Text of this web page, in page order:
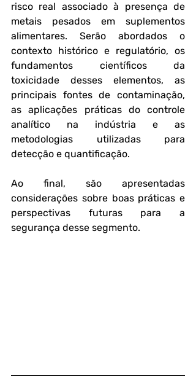
risco real associado à presença de
metais pesados em suplementos
alimentares. Serão abordados o
contexto histórico e regulatório, os
fundamentos científicos da
toxicidade desses elementos, as
principais fontes de contaminação,
as aplicações práticas do controle
analítico na indústria e as
metodologias utilizadas para
detecção e quantificação.
Ao final, são apresentadas
considerações sobre boas práticas e
perspectivas futuras para a
segurança desse segmento.